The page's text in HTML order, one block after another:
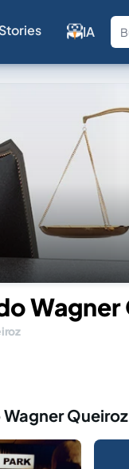
Stories IA